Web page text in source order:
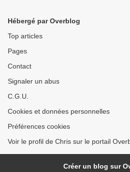
Hébergé par Overblog
Top articles
Pages
Contact
Signaler un abus
C.G.U.
Cookies et données personnelles
Préférences cookies
Voir le profil de Chris sur le portail
Créer un blog sur